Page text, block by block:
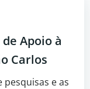
Apoio à
Carlos
e as